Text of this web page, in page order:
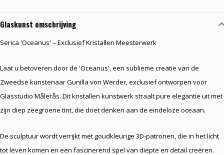
Glaskunst omschrijving
Serica 'Oceanus' – Exclusief Kristallen Meesterwerk
Laat u betoveren door de 'Oceanus', een sublieme creatie van de
Zweedse kunstenaar Gunilla von Werder, exclusief ontworpen voor
Glasstudio Målerås. Dit kristallen kunstwerk straalt pure elegantie uit met
zijn diep zeegroene tint, die doet denken aan de eindeloze oceaan.
De sculptuur wordt verrijkt met goudkleurige 3D-patronen, die in het licht
tot leven komen en een fascinerend spel van diepte en detail creëren.